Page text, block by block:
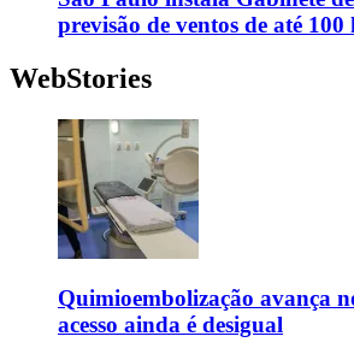
previsão de ventos de até 100
WebStories
Quimioembolização avança
acesso ainda é desigual